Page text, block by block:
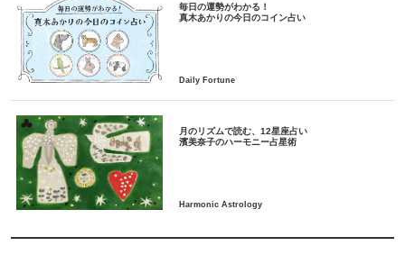
毎日の運勢がわかる！
月のリズムで読む、12星座占い